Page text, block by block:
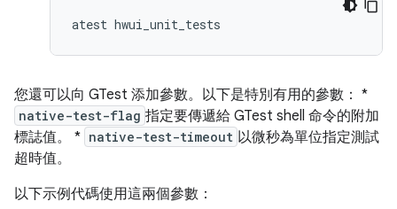
atest hwui_unit_tests
您還可以向 GTest 添加參數。以下是特別有用的參數： *
native-test-flag 指定要傳遞給 GTest shell 命令的附加
標誌值。 * native-test-timeout 以微秒為單位指定測試
超時值。
以下示例代碼使用這兩個參數：